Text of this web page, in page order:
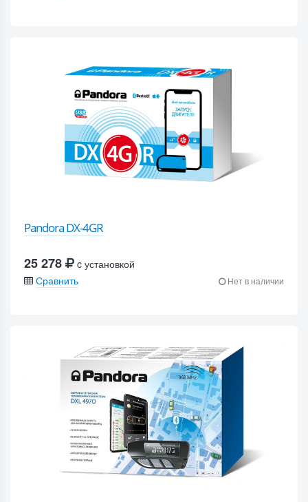
Pandora DX-4GR
25 278
c установкой
Сравнить
Нет в наличии